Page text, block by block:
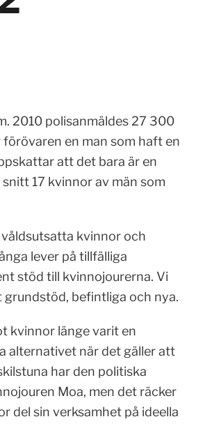
2010 polisanmäldes 27 300
en man som haft en
att det bara är en
17 kvinnor av män som
kvinnor och
lever på tillfälliga
stöd till kvinnojourerna. Vi
befintliga och nya.
kvinnor länge varit en
alternativet när det gäller att
har den politiska
Moa, men det räcker
del sin verksamhet på ideella